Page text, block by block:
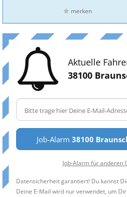
merken
Aktuelle
38100
Job-Alarm 38100
Job-Alarm für anderen
Datensicherheit garantiert! Du kannst
Deine E-Mail wird nur verwendet, um